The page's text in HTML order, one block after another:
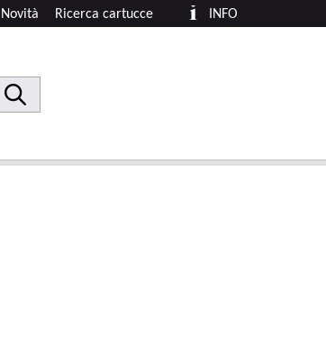
INFO
Ricerca cartucce
Novità